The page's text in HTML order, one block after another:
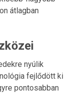
átlagban
nyúlik
fejlődött ki
pontosabban